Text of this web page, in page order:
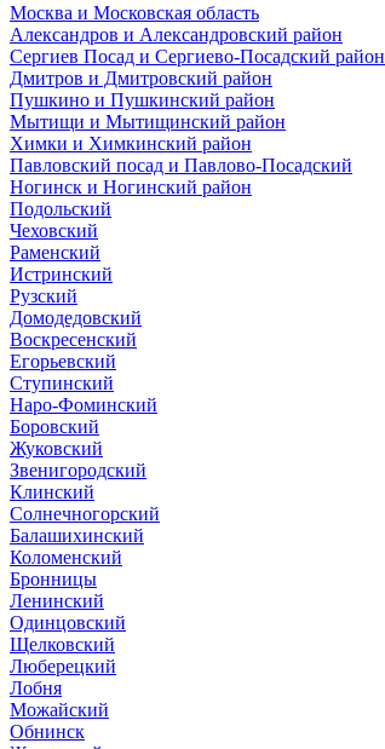
Москва и Московская область
Александров и Александровский район
Сергиев Посад и Сергиево-Посадский район
Дмитров и Дмитровский район
Пушкино и Пушкинский район
Мытищи и Мытищинский район
Химки и Химкинский район
Павловский посад и Павлово-Посадский
Ногинск и Ногинский район
Подольский
Чеховский
Раменский
Истринский
Рузский
Домодедовский
Воскресенский
Егорьевский
Ступинский
Наро-Фоминский
Боровский
Жуковский
Звенигородский
Клинский
Солнечногорский
Балашихинский
Коломенский
Бронницы
Ленинский
Одинцовский
Щелковский
Люберецкий
Лобня
Можайский
Обнинск